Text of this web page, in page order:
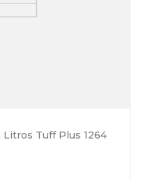
Tuff Plus 1264